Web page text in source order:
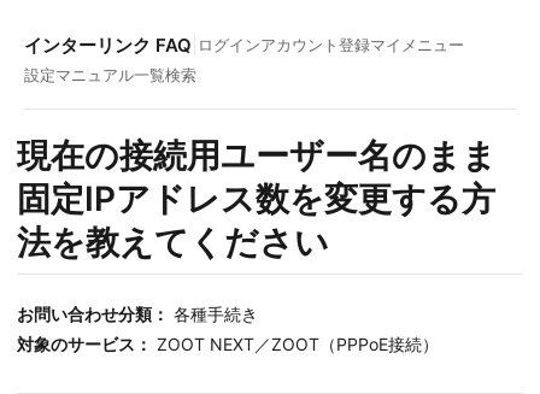
インターリンク FAQ ログインアカウント登録マイメニュー
設定マニュアル一覧検索
現在の接続用ユーザー名のまま
固定IPアドレス数を変更する方
法を教えてください
お問い合わせ分類： 各種手続き
対象のサービス： ZOOT NEXT／ZOOT（PPPoE接続）